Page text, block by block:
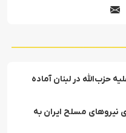
حزب‌الله در لبنان آماده
نیروهای مسلح ایران به